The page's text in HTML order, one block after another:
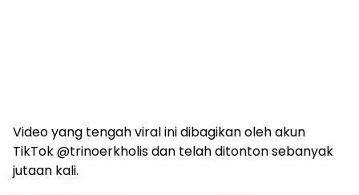
Video yang tengah viral ini dibagikan oleh akun
TikTok @trinoerkholis dan telah ditonton sebanyak
jutaan kali.